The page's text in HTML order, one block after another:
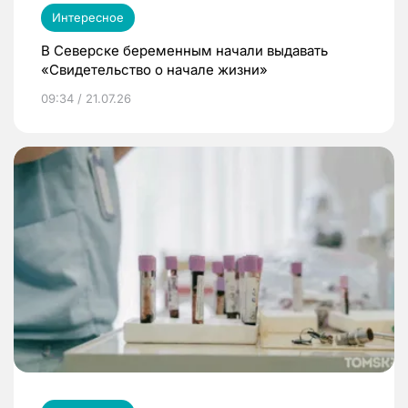
Интересное
В Северске беременным начали выдавать
«Свидетельство о начале жизни»
09:34 / 21.07.26